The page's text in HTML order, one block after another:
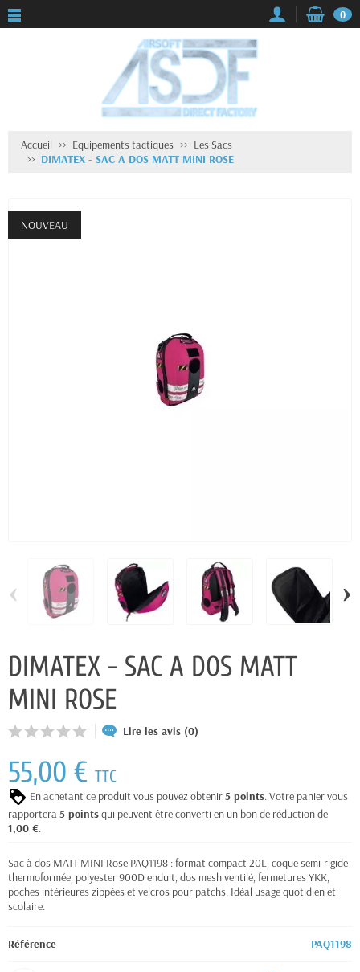
0
Accueil Equipements tactiques
Les Sacs
DIMATEX - SAC A DOS MATT MINI ROSE
NOUVEAU
‹ ›
DIMATEX - SAC A DOS MATT
MINI ROSE
Lire les avis (0)
55,00 € TTC
En achetant ce produit vous pouvez obtenir5 points. Votre panier vous
rapportera5 pointsqui peuvent être converti en un bon de réduction de
1,00 €.
Sac à dos MATT MINI Rose PAQ1198 : format compact 20L, coque semi-rigide
thermoformée, polyester 900D enduit, dos mesh ventilé, fermetures YKK,
poches intérieures zippées et velcros pour patchs. Idéal usage quotidien et
scolaire.
Référence PAQ1198